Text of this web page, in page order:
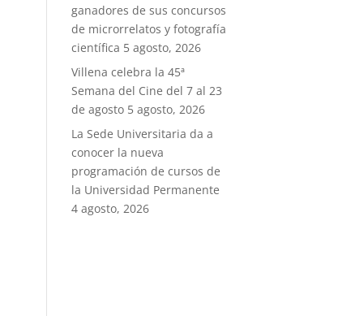
ganadores de sus concursos
de microrrelatos y fotografía
científica 5 agosto, 2026
Villena celebra la 45ª
Semana del Cine del 7 al 23
de agosto 5 agosto, 2026
La Sede Universitaria da a
conocer la nueva
programación de cursos de
la Universidad Permanente
4 agosto, 2026